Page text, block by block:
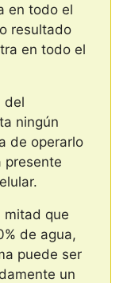
en todo el
resultado
en todo el
del
ningún
de operarlo
presente
mitad que
de agua,
puede ser
un